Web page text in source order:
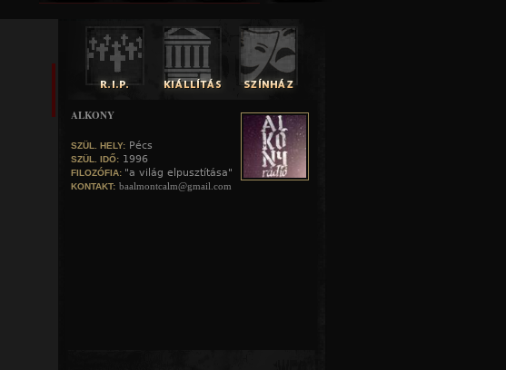
ALKONY
SZÜL. HELY: Pécs
SZÜL. IDŐ: 1996
FILOZÓFIA: "a világ elpusztítása"
KONTAKT: baalmontcalm@gmail.com